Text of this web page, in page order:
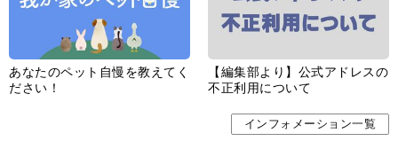
あなたのペット自慢を教えてく
ださい！
【編集部より】公式アドレスの
不正利用について
インフォメーション一覧